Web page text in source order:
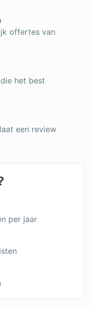
offertes van
het best
een review
per jaar